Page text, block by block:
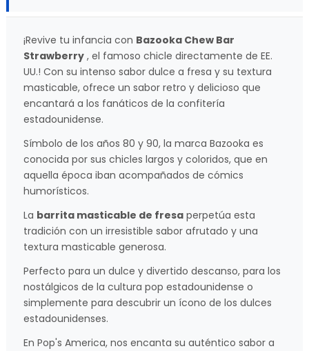
¡Revive tu infancia con Bazooka Chew Bar
Strawberry , el famoso chicle directamente de EE.
UU.! Con su intenso sabor dulce a fresa y su textura
masticable, ofrece un sabor retro y delicioso que
encantará a los fanáticos de la confitería
estadounidense.
Símbolo de los años 80 y 90, la marca Bazooka es
conocida por sus chicles largos y coloridos, que en
aquella época iban acompañados de cómics
humorísticos.
La barrita masticable de fresa perpetúa esta
tradición con un irresistible sabor afrutado y una
textura masticable generosa.
Perfecto para un dulce y divertido descanso, para los
nostálgicos de la cultura pop estadounidense o
simplemente para descubrir un ícono de los dulces
estadounidenses.
En Pop's America, nos encanta su auténtico sabor a